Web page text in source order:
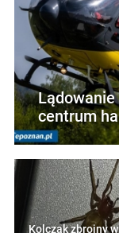
Lądowanie
centrum
Kolczak zbrojny